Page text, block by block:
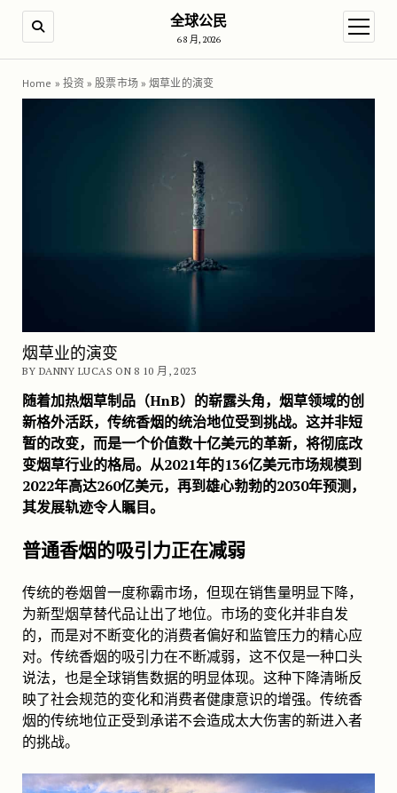
全球公民
6 8 月, 2026
open
Home » 投资 » 股票市场 » 烟草业的演变
烟草业的演变
BY DANNY LUCAS ON 8 10 月, 2023
随着加热烟草制品（HnB）的崭露头角，烟草领域的创
新格外活跃，传统香烟的统治地位受到挑战。这并非短
暂的改变，而是一个价值数十亿美元的革新，将彻底改
变烟草行业的格局。从2021年的136亿美元市场规模到
2022年高达260亿美元，再到雄心勃勃的2030年预测，
其发展轨迹令人瞩目。
普通香烟的吸引力正在减弱
传统的卷烟曾一度称霸市场，但现在销售量明显下降，
为新型烟草替代品让出了地位。市场的变化并非自发
的，而是对不断变化的消费者偏好和监管压力的精心应
对。传统香烟的吸引力在不断减弱，这不仅是一种口头
说法，也是全球销售数据的明显体现。这种下降清晰反
映了社会规范的变化和消费者健康意识的增强。传统香
烟的传统地位正受到承诺不会造成太大伤害的新进入者
的挑战。